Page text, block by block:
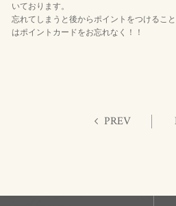
いております。
忘れてしまうと後からポイントをつけるこ
はポイントカードをお忘れなく！！
PREV